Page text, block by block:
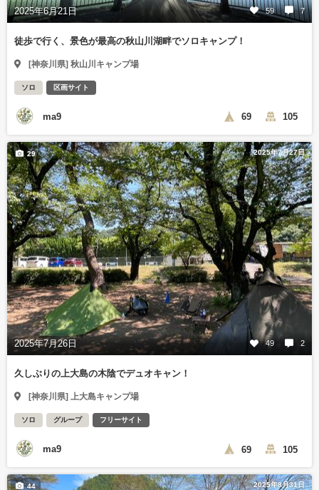
2025年6月21日 59 7
徒歩で行く、景色が最高の秋山川湖畔でソロキャンプ！
[神奈川県] 秋山川キャンプ場
ソロ 区画サイト
ma9 69 105
2025年7月27日
2025年7月26日 49 2
29
久しぶりの上大島の木陰でデュオキャン！
[神奈川県] 上大島キャンプ場
ソロ グループ フリーサイト
ma9 69 105
2025年8月31日
44